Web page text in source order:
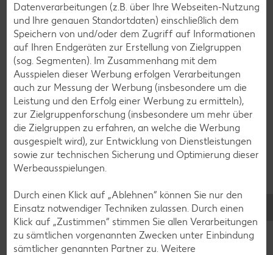
Glutenfreie Rezepte
Wer auf Gluten verzichtet, muss nicht automatisch auf
Vielfalt und Geschmack verzichten. Ob süß oder herzhaft –
mit unseren glutenfreien Rezepten zauberst du dir Gerichte,
die nicht nur verträglich, sondern auch richtig lecker sind.
Datenverarbeitungen (z.B. über Ihre Webseiten-Nutzung
und Ihre genauen Standortdaten) einschließlich dem
Speichern von und/oder dem Zugriff auf Informationen
auf Ihren Endgeräten zur Erstellung von Zielgruppen
(sog. Segmenten). Im Zusammenhang mit dem
Ausspielen dieser Werbung erfolgen Verarbeitungen
auch zur Messung der Werbung (insbesondere um die
Leistung und den Erfolg einer Werbung zu ermitteln),
zur Zielgruppenforschung (insbesondere um mehr über
die Zielgruppen zu erfahren, an welche die Werbung
ausgespielt wird), zur Entwicklung von Dienstleistungen
sowie zur technischen Sicherung und Optimierung dieser
Werbeausspielungen.
Durch einen Klick auf „Ablehnen“ können Sie nur den
Einsatz notwendiger Techniken zulassen. Durch einen
Klick auf „Zustimmen“ stimmen Sie allen Verarbeitungen
zu sämtlichen vorgenannten Zwecken unter Einbindung
sämtlicher genannten Partner zu. Weitere